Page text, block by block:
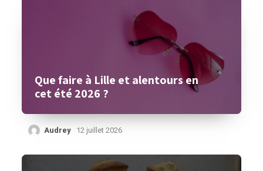
Que faire à Lille et alentours en
cet été 2026 ?
Audrey 12 juillet 2026